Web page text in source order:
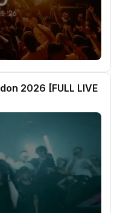
2026 [FULL LIVE